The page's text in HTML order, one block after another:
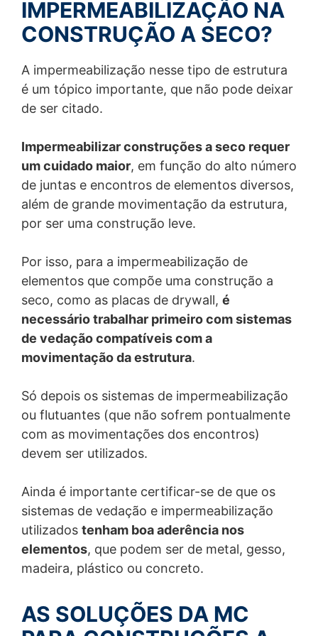
IMPERMEABILIZAÇÃO NA
CONSTRUÇÃO A SECO?
A impermeabilização nesse tipo de estrutura
é um tópico importante, que não pode deixar
de ser citado.
Impermeabilizar construções a seco requer
um cuidado maior, em função do alto número
de juntas e encontros de elementos diversos,
além de grande movimentação da estrutura,
por ser uma construção leve.
Por isso, para a impermeabilização de
elementos que compõe uma construção a
seco, como as placas de drywall, é
necessário trabalhar primeiro com sistemas
de vedação compatíveis com a
movimentação da estrutura.
Só depois os sistemas de impermeabilização
ou flutuantes (que não sofrem pontualmente
com as movimentações dos encontros)
devem ser utilizados.
Ainda é importante certificar-se de que os
sistemas de vedação e impermeabilização
utilizados tenham boa aderência nos
elementos, que podem ser de metal, gesso,
madeira, plástico ou concreto.
AS SOLUÇÕES DA MC
em nuvem, sempre respeitando os níveis de segurança
e boas práticas do mercado.
É importante que você conheça seus direitos em
relação à utilização de seus dados pessoais. Abaixo,
listamos todos os seus direitos previstos em lei:
Correção;
• Anonimização;
• Bloqueio ou eliminação de dados excessivos ou
tratados em desconformidade; Portabilidade;
• Informação;
• Revogação do consentimento; Revisão de decisões
automatizadas.
solicitações e para isso você poderá solicitar o
atendimento através do e-mail juridico@mc-
bauchemie.com.br
• Mas se você ficar com alguma dúvida ou se quiser
compartilhar conosco qualquer outra consideração
relacionada ao tema, entre em contato com nosso
Encarregado de Proteção de Dados Pessoais em:
juridico@mc-bauchemie.com.br
Este aviso de privacidade poderá mudar, já que será
revisto periodicamente. Por isso, convidamos você a
sempre consultar esta seção. Eventuais atualizações
se tornarão válidas na data da publicação. Dúvidas
sobre este Aviso de Privacidade poderão ser sanadas